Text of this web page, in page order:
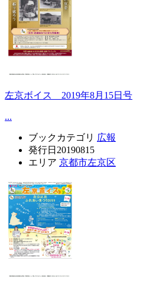
左京ボイス 2019年8月15日号
...
ブックカテゴリ 広報
発行日 20190815
エリア 京都市左京区